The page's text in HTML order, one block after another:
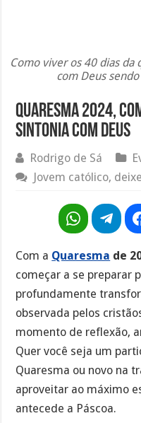
Como viver os 40 dias
com Deus
Quaresma 2024,
sintonia com Deus
Rodrigo de Sá
Jovem católico,
Com a Quaresma de
começar a se preparar
profundamente
observada pelos
momento de reflexão,
Quer você seja um
Quaresma ou novo na
aproveitar ao máximo
antecede a Páscoa.